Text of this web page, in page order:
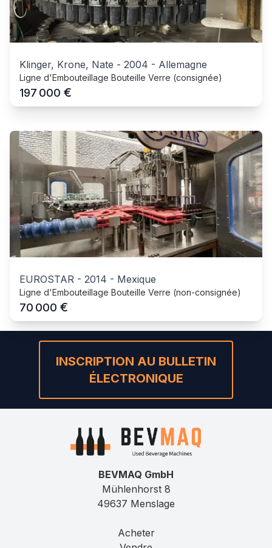
Klinger, Krone, Nate - 2004 - Allemagne
Ligne d'Embouteillage Bouteille Verre (consignée)
197 000 €
EUROSTAR - 2014 - Mexique
Ligne d'Embouteillage Bouteille Verre (non-consignée)
70 000 €
INSCRIPTION AU BULLETIN
ÉLECTRONIQUE
BEVMAQ GmbH
Mühlenhorst 8
49637 Menslage
Acheter